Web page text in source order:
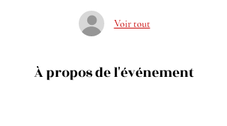
Voir tout
À propos de l'événement